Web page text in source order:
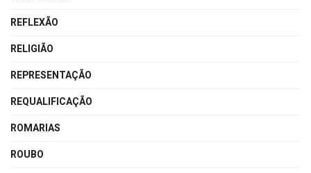
REFLEXÃO
RELIGIÃO
REPRESENTAÇÃO
REQUALIFICAÇÃO
ROMARIAS
ROUBO